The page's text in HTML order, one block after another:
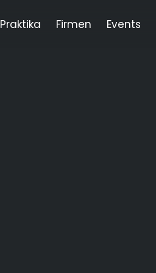
Praktika Firmen Events